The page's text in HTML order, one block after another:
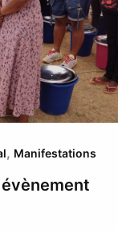
, Manifestations